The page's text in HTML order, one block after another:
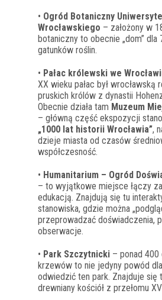
• Ogród Botaniczny
Wrocławskiego – założony w
botaniczny to obecnie „dom” dla
gatunków roślin.
• Pałac królewski we
XX wieku pałac był wrocławską
pruskich królów z dynastii
Obecnie działa tam Muzeum
– główną część ekspozycji
„1000 lat historii Wrocławia”,
dzieje miasta od czasów
współczesność.
• Humanitarium – Ogród
– to wyjątkowe miejsce łączy
edukacją. Znajdują się tu
stanowiska, gdzie można
przeprowadzać doświadczenia,
obserwacje.
• Park Szczytnicki – ponad
krzewów to nie jedyny powód
odwiedzić ten park. Znajduje się
drewniany kościół z przełomu